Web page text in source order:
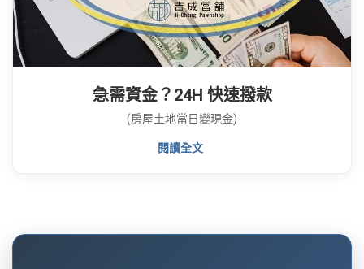
急需資金？24H 快速撥款
(房屋土地當日變現金)
閱讀全文